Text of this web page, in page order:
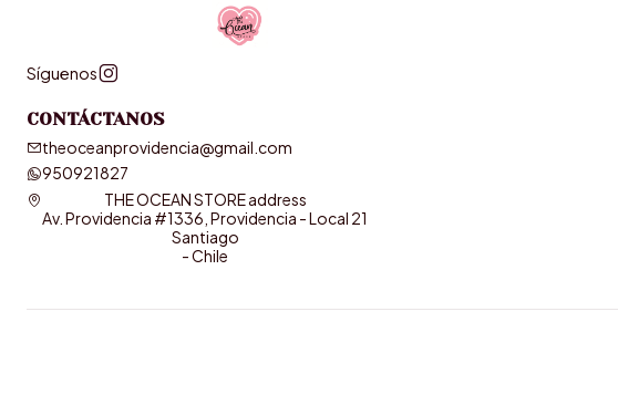
Síguenos
CONTÁCTANOS
theoceanprovidencia@gmail.com
950921827
THE OCEAN STORE address
Av. Providencia #1336, Providencia - Local 21
Santiago
- Chile